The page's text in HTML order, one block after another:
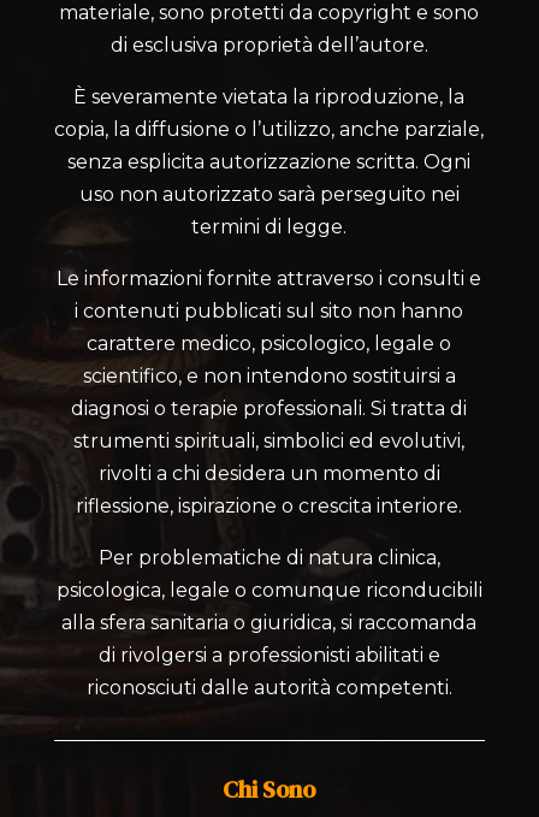
materiale, sono protetti da copyright e sono
di esclusiva proprietà dell’autore.
È severamente vietata la riproduzione, la
copia, la diffusione o l’utilizzo, anche parziale,
senza esplicita autorizzazione scritta. Ogni
uso non autorizzato sarà perseguito nei
termini di legge.
Le informazioni fornite attraverso i consulti e
i contenuti pubblicati sul sito non hanno
carattere medico, psicologico, legale o
scientifico, e non intendono sostituirsi a
diagnosi o terapie professionali. Si tratta di
strumenti spirituali, simbolici ed evolutivi,
rivolti a chi desidera un momento di
riflessione, ispirazione o crescita interiore.
Per problematiche di natura clinica,
psicologica, legale o comunque riconducibili
alla sfera sanitaria o giuridica, si raccomanda
di rivolgersi a professionisti abilitati e
riconosciuti dalle autorità competenti.
Chi Sono